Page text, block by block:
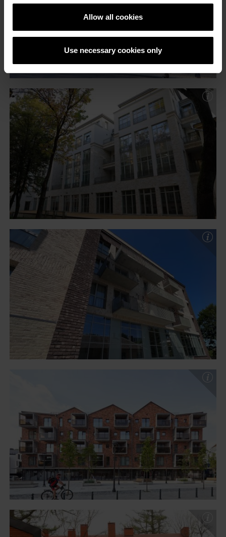
Allow all cookies
Use necessary cookies only